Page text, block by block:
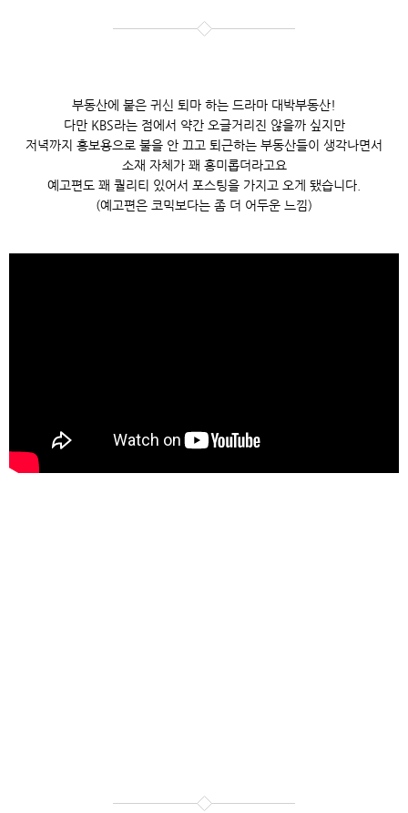
부동산에 붙은 귀신 퇴마 하는 드라마 대박부동산!
다만 KBS라는 점에서 약간 오글거리진 않을까 싶지만
저녁까지 홍보용으로 불을 안 끄고 퇴근하는 부동산들이 생각나면서
소재 자체가 꽤 흥미롭더라고요
예고편도 꽤 퀄리티 있어서 포스팅을 가지고 오게 됐습니다.
(예고편은 코믹보다는 좀 더 어두운 느낌)